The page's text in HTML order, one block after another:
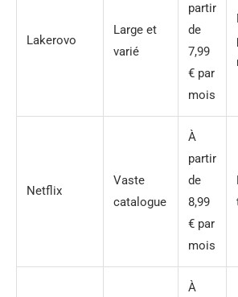
Lakerovo
Large et
varié
partir
de
7,99
€ par
mois
Netflix
Vaste
catalogue
À
partir
de
8,99
€ par
mois
À